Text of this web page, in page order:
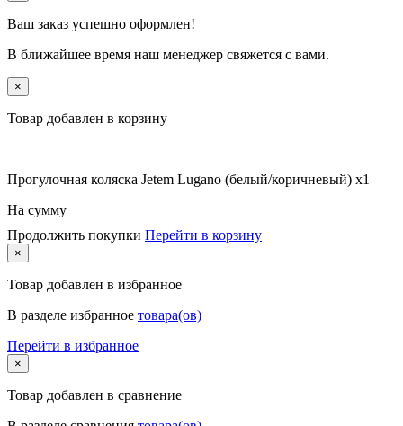
Ваш заказ успешно оформлен!
В ближайшее время наш менеджер свяжется с вами.
×
Товар добавлен в корзину
Прогулочная коляска Jetem Lugano (белый/коричневый) x1
На сумму
Продолжить покупки Перейти в корзину
×
Товар добавлен в избранное
В разделе избранное товара(ов)
Перейти в избранное
×
Товар добавлен в сравнение